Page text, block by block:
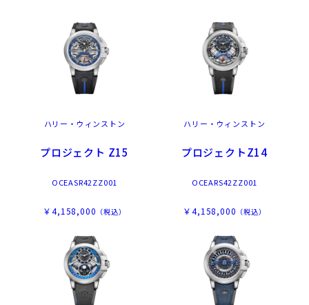
ハリー・ウィンストン
プロジェクト Z15
OCEASR42ZZ001
￥4,158,000 （税込）
ハリー・ウィンストン
プロジェクトZ14
OCEARS42ZZ001
￥4,158,000 （税込）